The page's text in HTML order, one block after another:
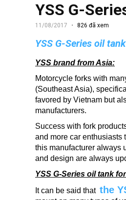
YSS G-
11/08/2017 826 đã xem
YSS G-Series oil
YSS brand from Asia:
Motorcycle forks with
(Southeast Asia),
favored by Vietnam but
manufacturers.
Success with fork
and more car enthusiasts
this manufacturer always
and design are always
YSS G-Series oil tank
It can be said that the